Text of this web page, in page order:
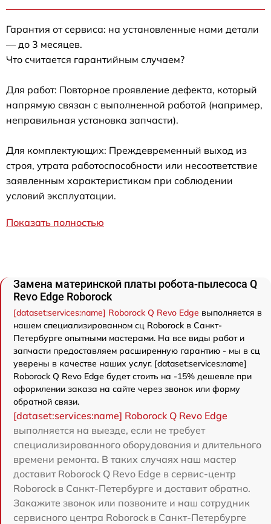
Гарантия от сервиса: на установленные нами детали
— до 3 месяцев.
Что считается гарантийным случаем?
Для работ: Повторное проявление дефекта, который
напрямую связан с выполненной работой (например,
неправильная установка запчасти).
Для комплектующих: Преждевременный выход из
строя, утрата работоспособности или несоответствие
заявленным характеристикам при соблюдении
условий эксплуатации.
Показать полностью
Замена материнской платы робота-пылесоса Q
Revo Edge Roborock
[dataset:services:name] Roborock Q Revo Edge выполняется в
нашем специализированном сц Roborock в Санкт-
Петербурге опытными мастерами. На все виды работ и
запчасти предоставляем расширенную гарантию - мы в сц
уверены в качестве наших услуг. [dataset:services:name]
Roborock Q Revo Edge будет стоить на -15% дешевле при
оформлении заказа на сайте через звонок или форму
обратной связи.
[dataset:services:name] Roborock Q Revo Edge
выполняется на выезде, если не требует
специализированного оборудования и длительного
времени ремонта. В таких случаях наш мастер
доставит Roborock Q Revo Edge в сервис-центр
Roborock в Санкт-Петербурге и доставит обратно.
Закажите звонок или позвоните и наш сотрудник
сервисного центра Roborock в Санкт-Петербурге